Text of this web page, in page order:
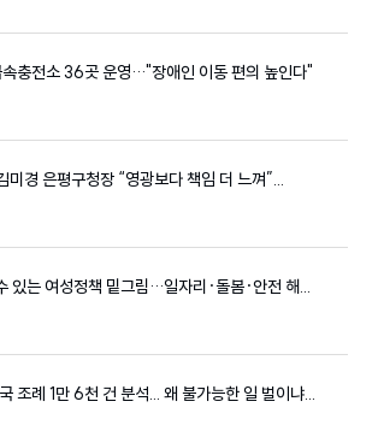
충전소 36곳 운영…"장애인 이동 편의 높인다"
미경 은평구청장 “영광보다 책임 더 느껴”...
있는 여성정책 밑그림…일자리·돌봄·안전 해...
조례 1만 6천 건 분석... 왜 불가능한 일 벌이냐...